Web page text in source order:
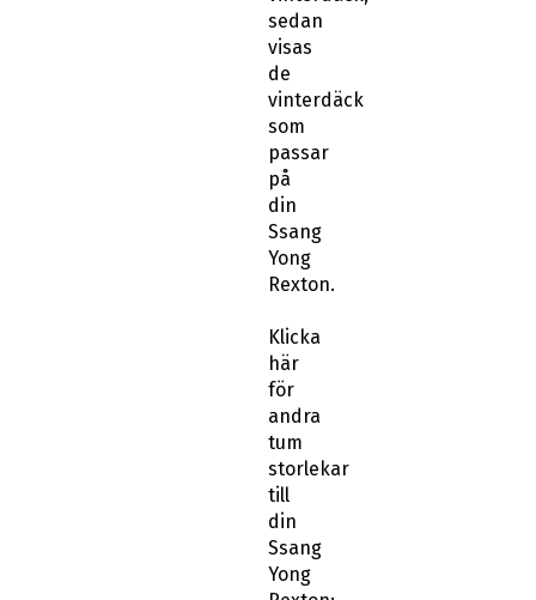
sedan
visas
de
vinterdäck
som
passar
på
din
Ssang
Yong
Rexton.
Klicka
här
för
andra
tum
storlekar
till
din
Ssang
Yong